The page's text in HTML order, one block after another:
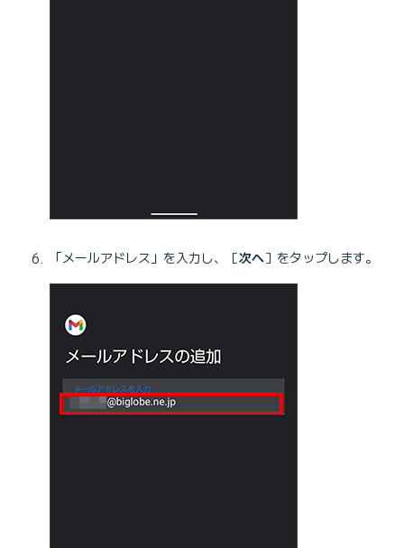
「メールアドレス」を入力し、［次へ］をタップします。